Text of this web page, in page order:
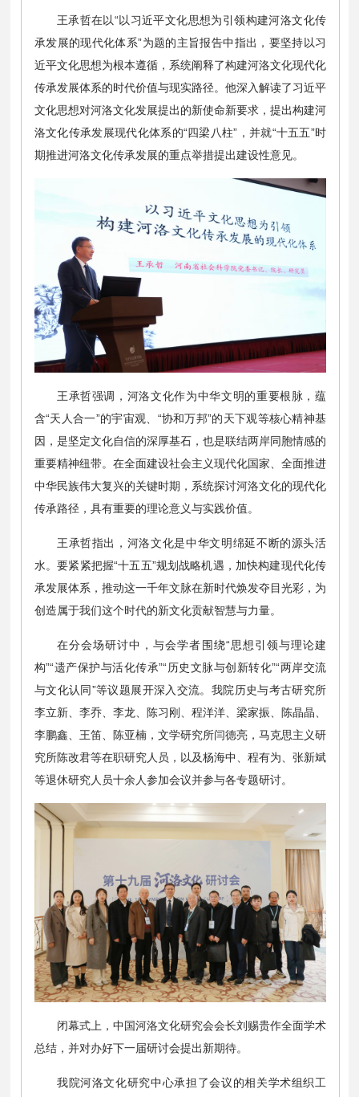
王承哲在以“以习近平文化思想为引领构建河洛文化传
承发展的现代化体系”为题的主旨报告中指出，要坚持以习
近平文化思想为根本遵循，系统阐释了构建河洛文化现代化
传承发展体系的时代价值与现实路径。他深入解读了习近平
文化思想对河洛文化发展提出的新使命新要求，提出构建河
洛文化传承发展现代化体系的“四梁八柱”，并就“十五五”时
期推进河洛文化传承发展的重点举措提出建设性意见。
王承哲强调，河洛文化作为中华文明的重要根脉，蕴
含“天人合一”的宇宙观、“协和万邦”的天下观等核心精神基
因，是坚定文化自信的深厚基石，也是联结两岸同胞情感的
重要精神纽带。在全面建设社会主义现代化国家、全面推进
中华民族伟大复兴的关键时期，系统探讨河洛文化的现代化
传承路径，具有重要的理论意义与实践价值。
王承哲指出，河洛文化是中华文明绵延不断的源头活
水。要紧紧把握“十五五”规划战略机遇，加快构建现代化传
承发展体系，推动这一千年文脉在新时代焕发夺目光彩，为
创造属于我们这个时代的新文化贡献智慧与力量。
在分会场研讨中，与会学者围绕“思想引领与理论建
构”“遗产保护与活化传承”“历史文脉与创新转化”“两岸交流
与文化认同”等议题展开深入交流。我院历史与考古研究所
李立新、李乔、李龙、陈习刚、程洋洋、梁家振、陈晶晶、
李鹏鑫、王笛、陈亚楠，文学研究所闫德亮，马克思主义研
究所陈改君等在职研究人员，以及杨海中、程有为、张新斌
等退休研究人员十余人参加会议并参与各专题研讨。
闭幕式上，中国河洛文化研究会会长刘赐贵作全面学术
总结，并对办好下一届研讨会提出新期待。
我院河洛文化研究中心承担了会议的相关学术组织工